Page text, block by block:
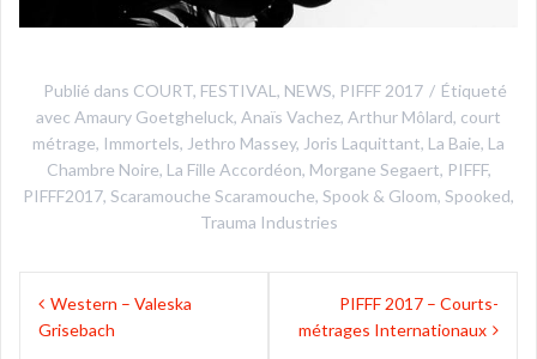
Publié dans COURT, FESTIVAL , NEWS, PIFFF 2017
Étiqueté
avec Amaury Goetgheluck, Anaïs Vachez, Arthur Môlard, court
métrage, Immortels, Jethro Massey, Joris Laquittant, La Baie, La
Chambre Noire, La Fille Accordéon, Morgane Segaert, PIFFF,
PIFFF2017, Scaramouche Scaramouche, Spook & Gloom, Spooked,
Trauma Industries
Navigation
deWestern – Valeska
Grisebach
PIFFF 2017 – Courts-
métrages Internationaux